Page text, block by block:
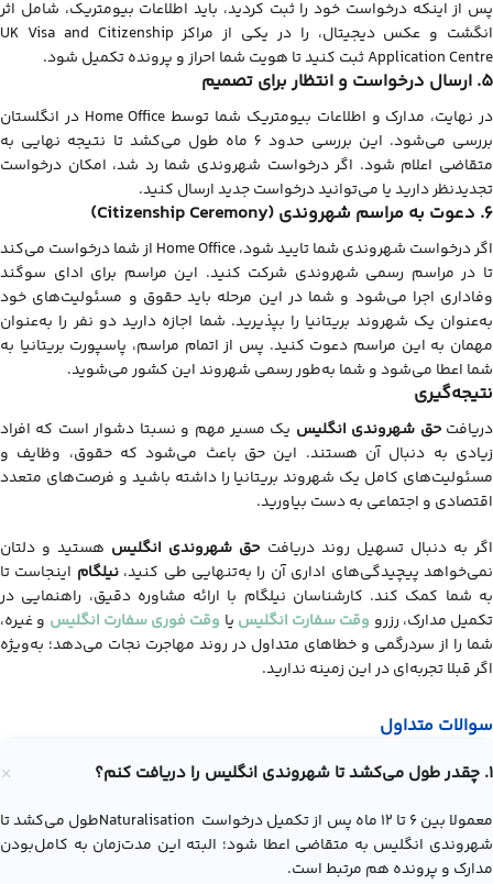
پس از اینکه درخواست خود را ثبت کردید، باید اطلاعات بیومتریک، شامل اثر
انگشت و عکس دیجیتال، را در یکی از مراکز UK Visa and Citizenship
Application Centre ثبت کنید تا هویت شما احراز و پرونده تکمیل شود.
5. ارسال درخواست و انتظار برای تصمیم
در نهایت، مدارک و اطلاعات بیومتریک شما توسط Home Office در انگلستان
بررسی می‌شود. این بررسی حدود 6 ماه طول می‌کشد تا نتیجه نهایی به
متقاضی اعلام شود. اگر درخواست شهروندی شما رد شد، امکان درخواست
تجدیدنظر دارید یا می‌توانید درخواست جدید ارسال کنید.
6. دعوت به مراسم شهروندی (Citizenship Ceremony)
اگر درخواست شهروندی شما تایید شود، Home Office از شما درخواست می‌کند
تا در مراسم رسمی شهروندی شرکت کنید. این مراسم برای ادای سوگند
وفاداری اجرا می‌شود و شما در این مرحله باید حقوق و مسئولیت‌های خود
به‌عنوان یک شهروند بریتانیا را بپذیرید. شما اجازه دارید دو نفر را به‌عنوان
مهمان به این مراسم دعوت کنید. پس از اتمام مراسم، پاسپورت بریتانیا به
شما اعطا می‌شود و شما به‌طور رسمی شهروند این کشور می‌شوید.
نتیجه‌گیری
دریافتحق شهروندی انگلیس یک مسیر مهم و نسبتا دشوار است که افراد
زیادی به دنبال آن هستند. این حق باعث می‌شود که حقوق، وظایف و
مسئولیت‌های کامل یک شهروند بریتانیا را داشته باشید و فرصت‌های متعدد
اقتصادی و اجتماعی به دست بیاورید.
اگر به دنبال تسهیل روند دریافتحق شهروندی انگلیس هستید و دلتان
نمی‌خواهد پیچیدگی‌های اداری آن را به‌تنهایی طی کنید،نیلگام اینجاست تا
به شما کمک کند. کارشناسان نیلگام با ارائه مشاوره دقیق، راهنمایی در
تکمیل مدارک، رزرو وقت سفارت انگلیس یا وقت فوری سفارت انگلیس و غیره،
شما را از سردرگمی و خطاهای متداول در روند مهاجرت نجات می‌دهد؛ به‌ویژه
اگر قبلا تجربه‌ای در این زمینه ندارید.
سوالات متداول
1. چقدر طول می‌کشد تا شهروندی انگلیس را دریافت کنم؟
معمولا بین ۶ تا ۱۲ ماه پس از تکمیل درخواست Naturalisationطول می‌کشد تا
شهروندی انگلیس به متقاضی اعطا شود؛ البته این مدت‌زمان به کامل‌بودن
مدارک و پرونده هم مرتبط است.